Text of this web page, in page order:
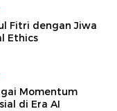
Fitri dengan Jiwa
Ethics
Momentum
di Era AI